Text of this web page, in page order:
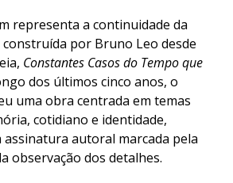
representa a continuidade da
por Bruno Leo desde
Constantes Casos do Tempo que
dos últimos cinco anos, o
uma obra centrada em temas
cotidiano e identidade,
autoral marcada pela
observação dos detalhes.